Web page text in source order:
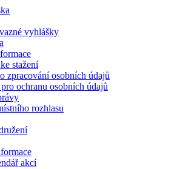
vyhlášky
stažení
zpracování osobních údajů
ochranu osobních údajů
rozhlasu
akcí